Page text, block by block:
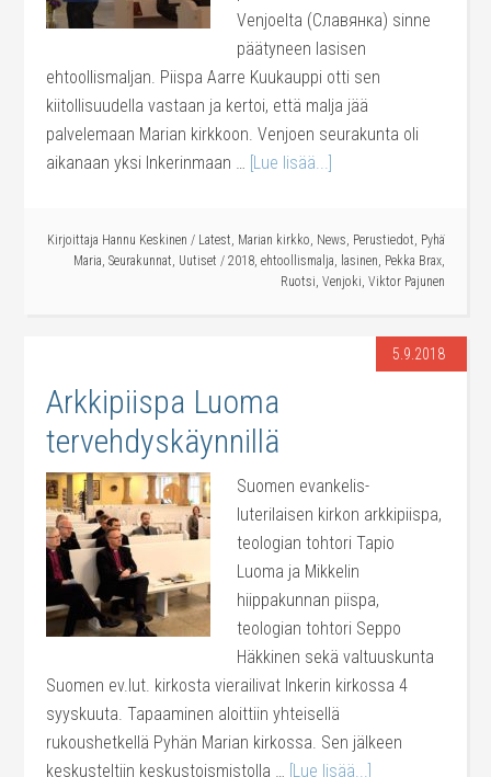
Venjoelta (Славянка) sinne
päätyneen lasisen
ehtoollismaljan. Piispa Aarre Kuukauppi otti sen
kiitollisuudella vastaan ja kertoi, että malja jää
palvelemaan Marian kirkkoon. Venjoen seurakunta oli
aikanaan yksi Inkerinmaan … [Lue lisää...]
Kirjoittaja Hannu Keskinen / Latest, Marian kirkko, News, Perustiedot, Pyhä
Maria, Seurakunnat, Uutiset / 2018, ehtoollismalja, lasinen, Pekka Brax,
Ruotsi, Venjoki, Viktor Pajunen
5.9.2018
Arkkipiispa Luoma
tervehdyskäynnillä
Suomen evankelis-
luterilaisen kirkon arkkipiispa,
teologian tohtori Tapio
Luoma ja Mikkelin
hiippakunnan piispa,
teologian tohtori Seppo
Häkkinen sekä valtuuskunta
Suomen ev.lut. kirkosta vierailivat Inkerin kirkossa 4
syyskuuta. Tapaaminen aloittiin yhteisellä
rukoushetkellä Pyhän Marian kirkossa. Sen jälkeen
keskusteltiin keskustoismistolla … [Lue lisää...]